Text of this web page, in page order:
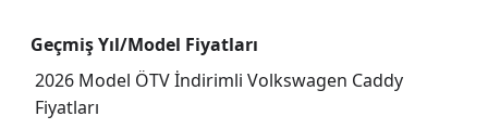
Geçmiş Yıl/Model Fiyatları
2026 Model ÖTV İndirimli Volkswagen Caddy
Fiyatları